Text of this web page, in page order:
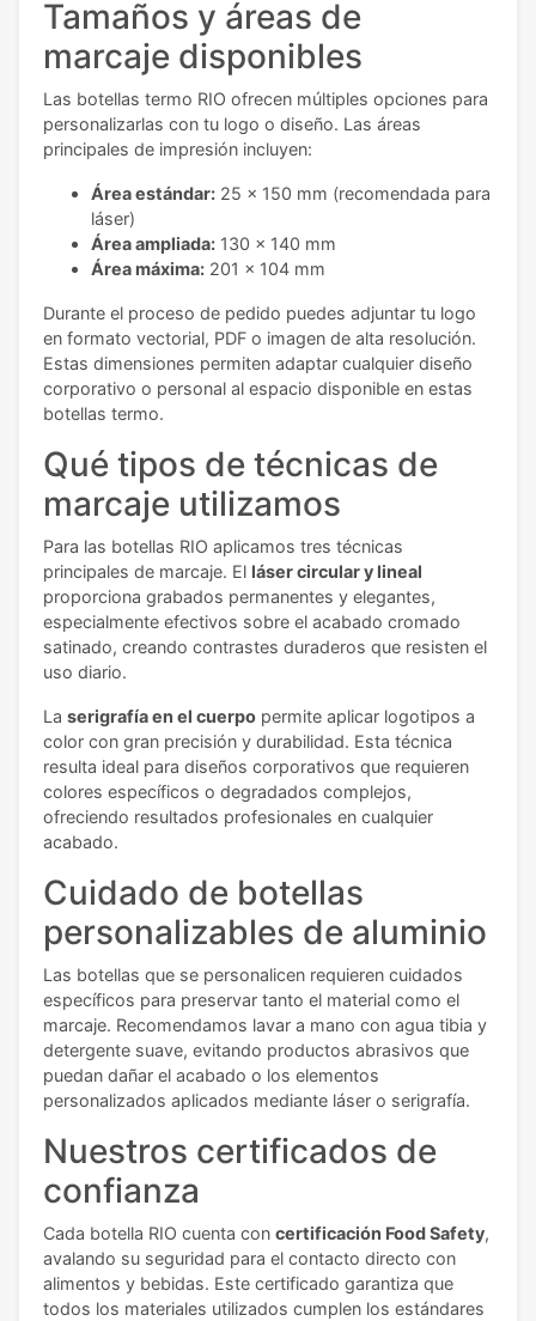
Tamaños y áreas de
marcaje disponibles
Las botellas termo RIO ofrecen múltiples opciones para
personalizarlas con tu logo o diseño. Las áreas
principales de impresión incluyen:
Área estándar: 25 x 150 mm (recomendada para
láser)
Área ampliada: 130 x 140 mm
Área máxima: 201 x 104 mm
Durante el proceso de pedido puedes adjuntar tu logo
en formato vectorial, PDF o imagen de alta resolución.
Estas dimensiones permiten adaptar cualquier diseño
corporativo o personal al espacio disponible en estas
botellas termo.
Qué tipos de técnicas de
marcaje utilizamos
Para las botellas RIO aplicamos tres técnicas
principales de marcaje. El láser circular y lineal
proporciona grabados permanentes y elegantes,
especialmente efectivos sobre el acabado cromado
satinado, creando contrastes duraderos que resisten el
uso diario.
La serigrafía en el cuerpo permite aplicar logotipos a
color con gran precisión y durabilidad. Esta técnica
resulta ideal para diseños corporativos que requieren
colores específicos o degradados complejos,
ofreciendo resultados profesionales en cualquier
acabado.
Cuidado de botellas
personalizables de aluminio
Las botellas que se personalicen requieren cuidados
específicos para preservar tanto el material como el
marcaje. Recomendamos lavar a mano con agua tibia y
detergente suave, evitando productos abrasivos que
puedan dañar el acabado o los elementos
personalizados aplicados mediante láser o serigrafía.
Nuestros certificados de
confianza
Cada botella RIO cuenta con certificación Food Safety,
avalando su seguridad para el contacto directo con
alimentos y bebidas. Este certificado garantiza que
todos los materiales utilizados cumplen los estándares